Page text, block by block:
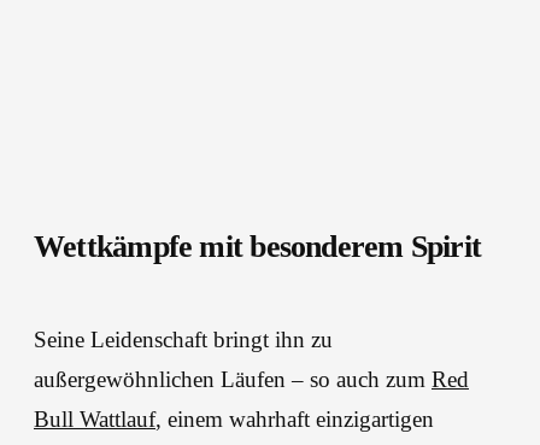
Wettkämpfe mit besonderem Spirit
Seine Leidenschaft bringt ihn zu
außergewöhnlichen Läufen – so auch zum Red
Bull Wattlauf, einem wahrhaft einzigartigen